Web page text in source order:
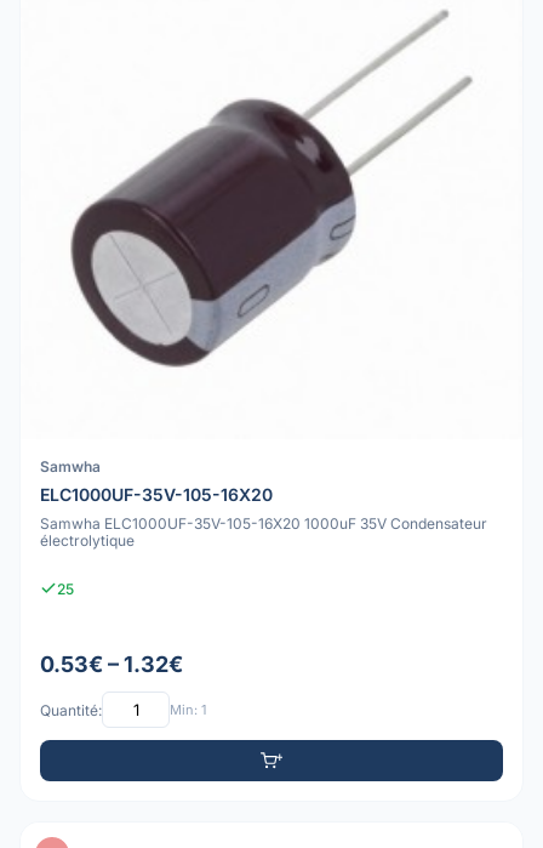
Samwha
ELC1000UF-35V-105-16X20
Samwha ELC1000UF-35V-105-16X20 1000uF 35V Condensateur
électrolytique
25
0.53€ – 1.32€
Quantité: Min: 1